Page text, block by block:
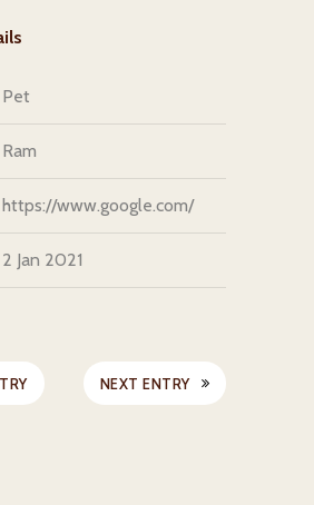
Pet
Ram
https://www.google.com/
2 Jan 2021
NEXT ENTRY